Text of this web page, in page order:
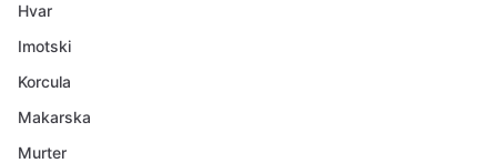
Hvar
Imotski
Korcula
Makarska
Murter